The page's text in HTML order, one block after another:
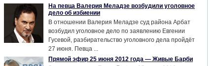
На певца Валерия Меладзе возбудили уголовное
дело об избиении
В отношении Валерия Меладзе суд района Арбат
возбудил уголовное дело по заявлению Евгении
Гусевой, разбирательство уголовного дела пройдёт
27 июня. Певца ...
Прямой эфир 25 июня 2012 года — Живые Барби